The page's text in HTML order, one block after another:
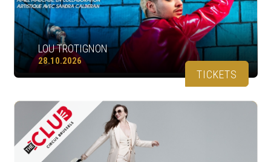
LOU TROTIGNON
28.10.2026
TICKETS